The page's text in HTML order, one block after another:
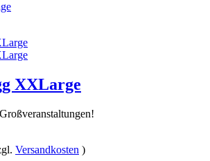
XXLarge
Versandkosten )